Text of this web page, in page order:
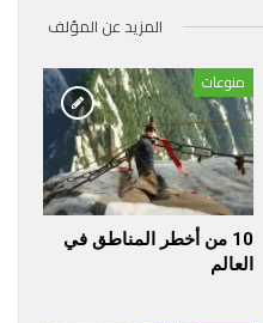
المزيد عن المؤلف
منوعات
10 من أخطر المناطق في
العالم